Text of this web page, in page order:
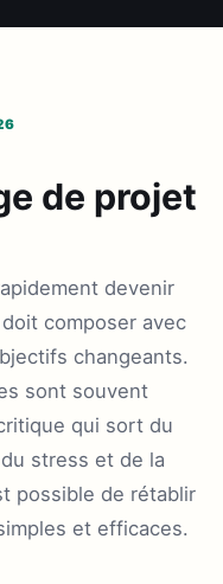
de projet
devenir
composer avec
changeants.
sont souvent
qui sort du
stress et de la
possible de rétablir
et efficaces.